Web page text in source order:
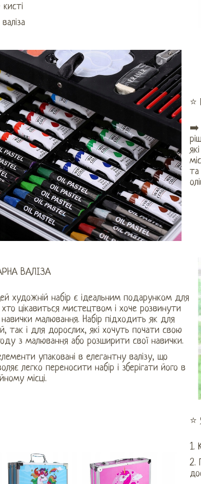
⭐
➡️
та
ВАЛІЗА
художній набір є ідеальним подарунком для
цікавиться мистецтвом і хоче розвинути
навички малювання. Набір підходить як для
так і для дорослих, які хочуть почати свою
з малювання або розширити свої навички.
упаковані в елегантну валізу, що
легко переносити набір і зберігати його в
місці.
1.
2.